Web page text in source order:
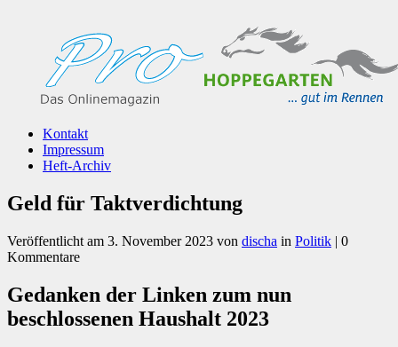
Kontakt
Impressum
Heft-Archiv
Geld für Taktverdichtung
Veröffentlicht am 3. November 2023 von discha in Politik | 0
Kommentare
Gedanken der Linken zum nun
beschlossenen Haushalt 2023